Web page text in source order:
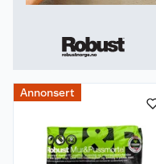
Annonsert